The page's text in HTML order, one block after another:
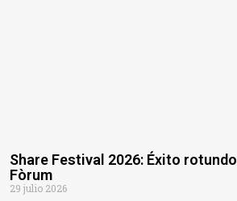
Share Festival 2026: Éxito
Fòrum
29 julio 2026